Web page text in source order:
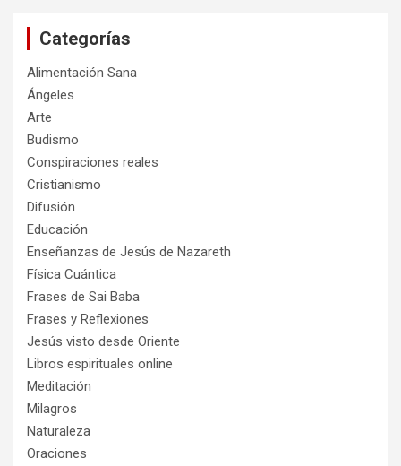
Categorías
Alimentación Sana
Ángeles
Arte
Budismo
Conspiraciones reales
Cristianismo
Difusión
Educación
Enseñanzas de Jesús de Nazareth
Física Cuántica
Frases de Sai Baba
Frases y Reflexiones
Jesús visto desde Oriente
Libros espirituales online
Meditación
Milagros
Naturaleza
Oraciones